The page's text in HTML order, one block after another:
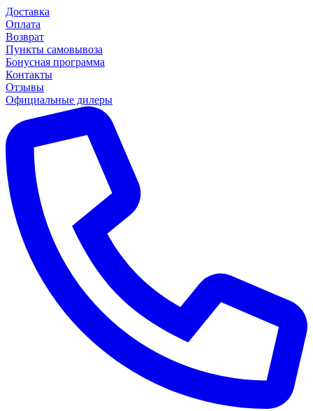
Доставка
Оплата
Возврат
Пункты самовывоза
Бонусная программа
Контакты
Отзывы
Официальные дилеры